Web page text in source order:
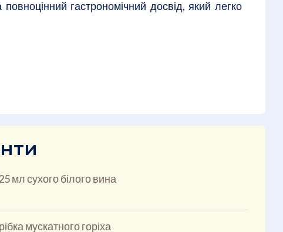
гастрономічний досвід, який легко
мл сухого білого вина
мускатного горіха